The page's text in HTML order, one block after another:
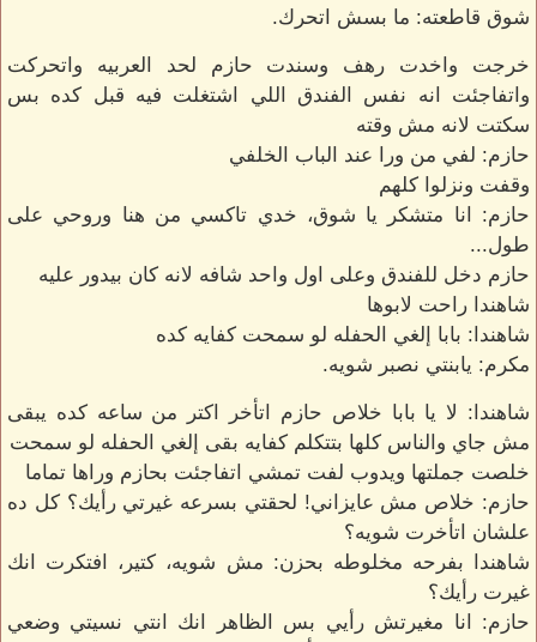
شوق قاطعته: ما بسش اتحرك.
خرجت واخدت رهف وسندت حازم لحد العربيه واتحركت
واتفاجئت انه نفس الفندق اللي اشتغلت فيه قبل كده بس
سكتت لانه مش وقته
حازم: لفي من ورا عند الباب الخلفي
وقفت ونزلوا كلهم
حازم: انا متشكر يا شوق، خدي تاكسي من هنا وروحي على
طول...
حازم دخل للفندق وعلى اول واحد شافه لانه كان بيدور عليه
شاهندا راحت لابوها
شاهندا: بابا إلغي الحفله لو سمحت كفايه كده
مكرم: يابنتي نصبر شويه.
شاهندا: لا يا بابا خلاص حازم اتأخر اكتر من ساعه كده يبقى
مش جاي والناس كلها بتتكلم كفايه بقى إلغي الحفله لو سمحت
خلصت جملتها ويدوب لفت تمشي اتفاجئت بحازم وراها تماما
حازم: خلاص مش عايزاني! لحقتي بسرعه غيرتي رأيك؟ كل ده
علشان اتأخرت شويه؟
شاهندا بفرحه مخلوطه بحزن: مش شويه، كتير، افتكرت انك
غيرت رأيك؟
حازم: انا مغيرتش رأيي بس الظاهر انك انتي نسيتي وضعي